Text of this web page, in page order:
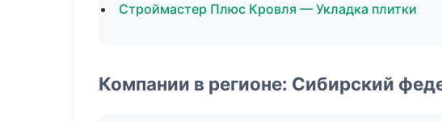
Строймастер Плюс Кровля — Укладка плитки
Компании в регионе: Сибирский